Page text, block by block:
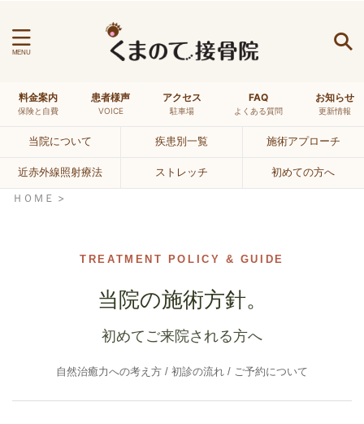
最近の投稿
原因不明のめまいと「体前屈の硬さ」の繋がりを、
当院が重要視する理由とは
2026年8
月1日
体前屈ができない高校生アスリートの「脊柱のしなや2026年7
日経新聞でも話題に。「水のガブ飲み」が熱中症を招
【腰痛のOS】ヘルニア＝痛みの原因、という恐ろ
【改善事例】中学生の腰痛を放置するな。スポーツを
体の真実
【改善事例】腰が横にズレて立てない「ぎっくり
2026年7
料金案内
保険と自費
患者様声
VOICE
アクセス
駐車場
FAQ
よくある質問
お知らせ
更新情報
当院について 疾患別一覧 施術アプローチ
近赤外線照射療法 ストレッチ 初めての方へ
ＨＯＭＥ >
TREATMENT POLICY & GUIDE
当院の施術方針。
初めてご来院される方へ
自然治癒力への考え方 / 初診の流れ / ご予約について